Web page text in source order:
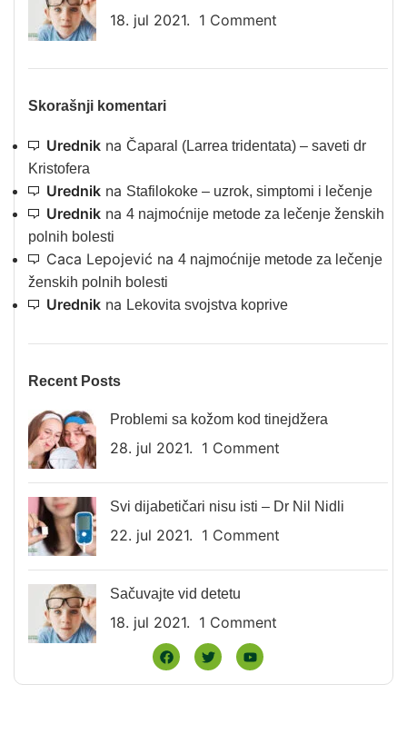
18. jul 2021. 1 Comment
Skorašnji komentari
Urednik na Čaparal (Larrea tridentata) – saveti dr
Kristofera
Urednik na Stafilokoke – uzrok, simptomi i lečenje
Urednik na 4 najmoćnije metode za lečenje ženskih
polnih bolesti
Caca Lepojević na 4 najmoćnije metode za lečenje
ženskih polnih bolesti
Urednik na Lekovita svojstva koprive
Recent Posts
Problemi sa kožom kod tinejdžera
28. jul 2021. 1 Comment
Svi dijabetičari nisu isti – Dr Nil Nidli
22. jul 2021. 1 Comment
Sačuvajte vid detetu
18. jul 2021. 1 Comment